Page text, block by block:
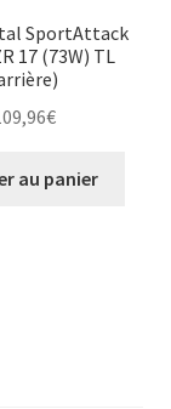
SportAttack
17 (73W) TL
€
au panier